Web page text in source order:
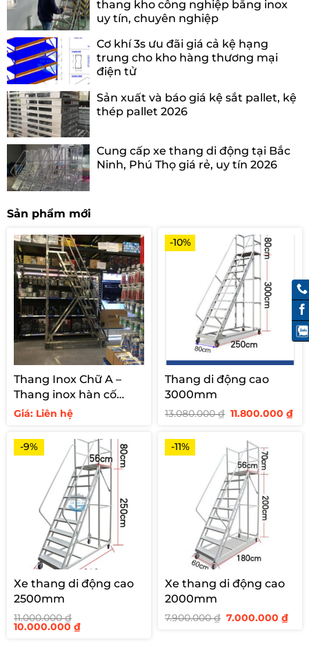
thang kho công nghiệp bằng inox
uy tín, chuyên nghiệp
Cơ khí 3s ưu đãi giá cả kệ hạng
trung cho kho hàng thương mại
điện tử
Sản xuất và báo giá kệ sắt pallet, kệ
thép pallet 2026
Cung cấp xe thang di động tại Bắc
Ninh, Phú Thọ giá rẻ, uy tín 2026
Sản phẩm mới
Thang Inox Chữ A –
Thang inox hàn cố
định cho siêu thị
Giá: Liên hệ
-10%
Thang di động cao
3000mm
13.080.000₫ Giá
13.080.000 ₫.
11.800.000₫Giá
-9%
Xe thang di động cao
2500mm
11.000.000₫
Giá
10.000.000 ₫Giá
-11%
Xe thang di động cao
2000mm
7.900.000₫ Giá
7.000.000₫Giá